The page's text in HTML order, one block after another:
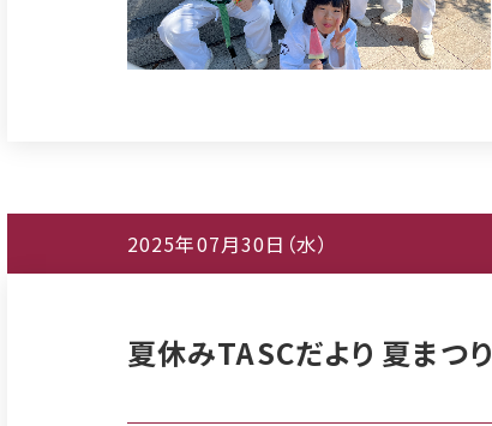
2025年07月30日（水）
夏休みTASCだより 夏まつり